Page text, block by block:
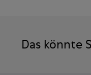
Das könnte